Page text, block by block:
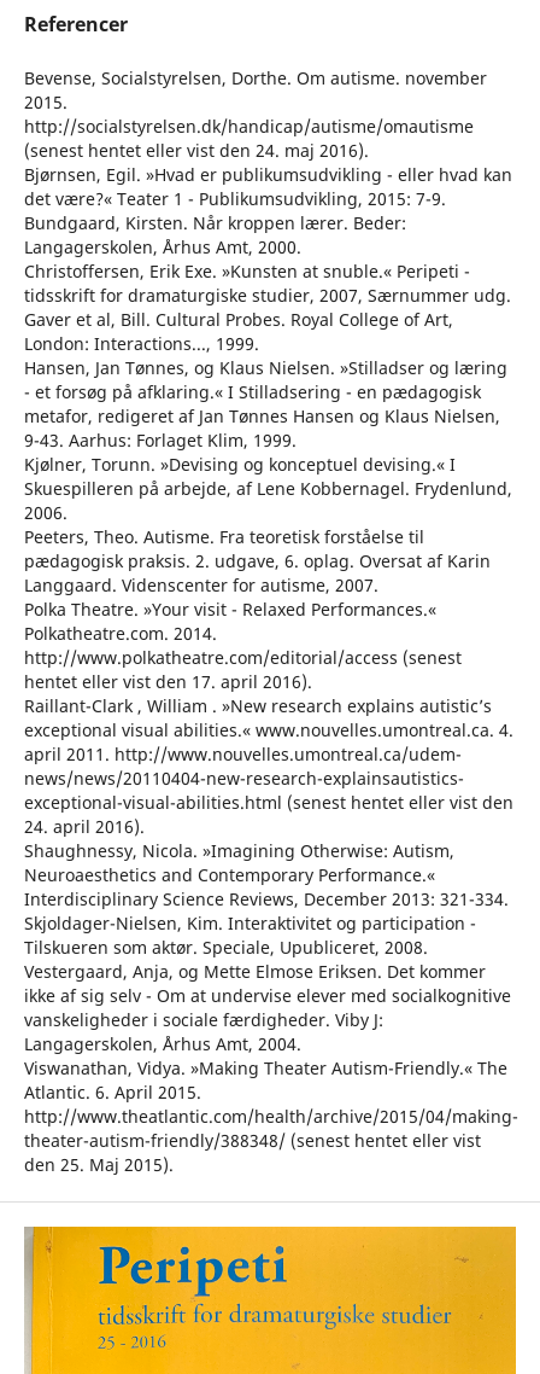
Referencer
Bevense, Socialstyrelsen, Dorthe. Om autisme. november
2015.
http://socialstyrelsen.dk/handicap/autisme/omautisme
(senest hentet eller vist den 24. maj 2016).
Bjørnsen, Egil. »Hvad er publikumsudvikling - eller hvad kan
det være?« Teater 1 - Publikumsudvikling, 2015: 7-9.
Bundgaard, Kirsten. Når kroppen lærer. Beder:
Langagerskolen, Århus Amt, 2000.
Christoffersen, Erik Exe. »Kunsten at snuble.« Peripeti -
tidsskrift for dramaturgiske studier, 2007, Særnummer udg.
Gaver et al, Bill. Cultural Probes. Royal College of Art,
London: Interactions..., 1999.
Hansen, Jan Tønnes, og Klaus Nielsen. »Stilladser og læring
- et forsøg på afklaring.« I Stilladsering - en pædagogisk
metafor, redigeret af Jan Tønnes Hansen og Klaus Nielsen,
9-43. Aarhus: Forlaget Klim, 1999.
Kjølner, Torunn. »Devising og konceptuel devising.« I
Skuespilleren på arbejde, af Lene Kobbernagel. Frydenlund,
2006.
Peeters, Theo. Autisme. Fra teoretisk forståelse til
pædagogisk praksis. 2. udgave, 6. oplag. Oversat af Karin
Langgaard. Videnscenter for autisme, 2007.
Polka Theatre. »Your visit - Relaxed Performances.«
Polkatheatre.com. 2014.
http://www.polkatheatre.com/editorial/access (senest
hentet eller vist den 17. april 2016).
Raillant-Clark , William . »New research explains autistic’s
exceptional visual abilities.« www.nouvelles.umontreal.ca. 4.
april 2011. http://www.nouvelles.umontreal.ca/udem-
news/news/20110404-new-research-explainsautistics-
exceptional-visual-abilities.html (senest hentet eller vist den
24. april 2016).
Shaughnessy, Nicola. »Imagining Otherwise: Autism,
Neuroaesthetics and Contemporary Performance.«
Interdisciplinary Science Reviews, December 2013: 321-334.
Skjoldager-Nielsen, Kim. Interaktivitet og participation -
Tilskueren som aktør. Speciale, Upubliceret, 2008.
Vestergaard, Anja, og Mette Elmose Eriksen. Det kommer
ikke af sig selv - Om at undervise elever med socialkognitive
vanskeligheder i sociale færdigheder. Viby J:
Langagerskolen, Århus Amt, 2004.
Viswanathan, Vidya. »Making Theater Autism-Friendly.« The
Atlantic. 6. April 2015.
http://www.theatlantic.com/health/archive/2015/04/making-
theater-autism-friendly/388348/ (senest hentet eller vist
den 25. Maj 2015).